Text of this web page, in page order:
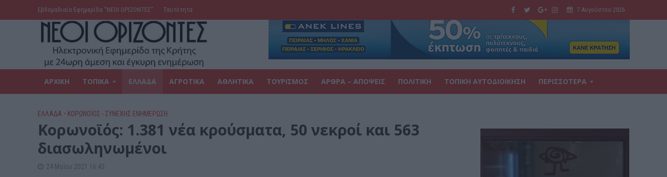
Εβδομαδιαία Εφημερίδα ‘’ΝΕΟΙ ΟΡΙΖΟΝΤΕΣ’’ Ταυτότητα 7 Αυγούστου 2026
ΑΡΧΙΚΗ ΤΟΠΙΚΑ ΕΛΛΑΔΑ ΑΓΡΟΤΙΚΑ ΑΘΛΗΤΙΚΑ ΤΟΥΡΙΣΜΟΣ ΑΡΘΡΑ – ΑΠΟΨΕΙΣ ΠΟΛΙΤΙΚΗ ΤΟΠΙΚΗ ΑΥΤΟΔΙΟΙΚΗΣΗ ΠΕΡΙΣΣΟΤΕΡΑ
ΕΛΛΑΔΑ • ΚΟΡΩΝΟΪΟΣ - ΣΥΝΕΧΗΣ ΕΝΗΜΕΡΩΣΗ
Κορωνοϊός: 1.381 νέα κρούσματα, 50 νεκροί και 563
διασωληνωμένοι
24 Μαΐου 2021 16:43